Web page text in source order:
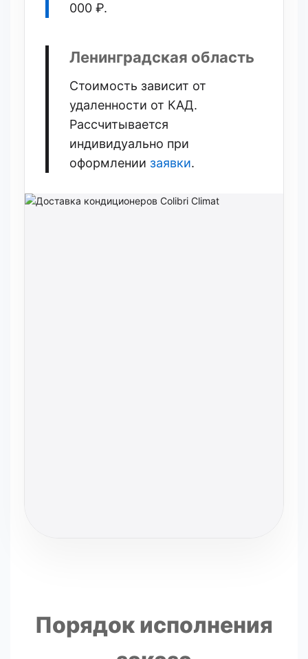
000 ₽.
Ленинградская область
Стоимость зависит от
удаленности от КАД.
Рассчитывается
индивидуально при
оформлении заявки.
Порядок исполнения